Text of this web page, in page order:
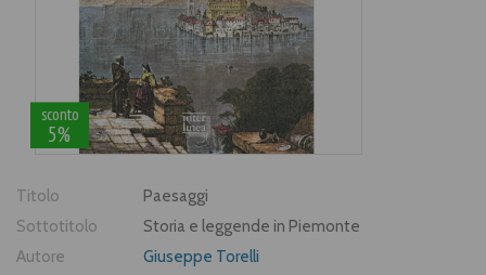
sconto
5%
Titolo
Paesaggi
Sottotitolo
Storia e leggende in Piemonte
Autore
Giuseppe Torelli